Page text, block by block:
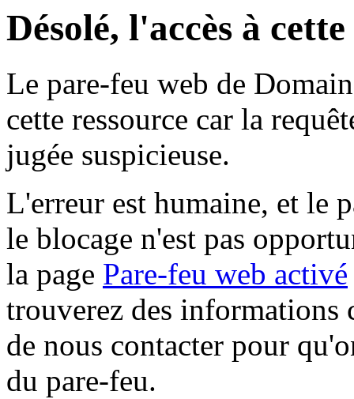
Désolé, l'accès à
Le pare-feu web de
cette ressource car la
jugée suspicieuse.
L'erreur est humaine, et le
le blocage n'est pas
la page Pare-feu web activé
trouverez des informations
de nous contacter pour
du pare-feu.